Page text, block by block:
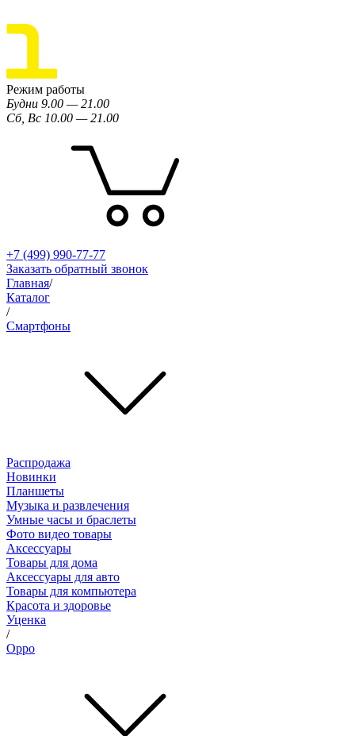
Режим работы
Будни 9.00 — 21.00
Сб, Вс 10.00 — 21.00
+7 (499) 990-77-77
Заказать обратный звонок
Главная/
Каталог
/
Смартфоны
Распродажа
Новинки
Планшеты
Музыка и развлечения
Умные часы и браслеты
Фото видео товары
Аксессуары
Товары для дома
Аксессуары для авто
Товары для компьютера
Красота и здоровье
Уценка
/
Oppo